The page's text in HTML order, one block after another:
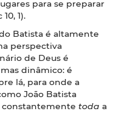
para se preparar
1).
Batista é altamente
perspectiva
de Deus é
dinâmico: é
lá, para onde a
João Batista
constantemente toda a